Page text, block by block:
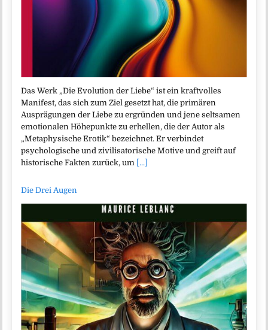
Das Werk „Die Evolution der Liebe“ ist ein kraftvolles
Manifest, das sich zum Ziel gesetzt hat, die primären
Ausprägungen der Liebe zu ergründen und jene seltsamen
emotionalen Höhepunkte zu erhellen, die der Autor als
„Metaphysische Erotik“ bezeichnet. Er verbindet
psychologische und zivilisatorische Motive und greift auf
historische Fakten zurück, um
[...]
Die Drei Augen